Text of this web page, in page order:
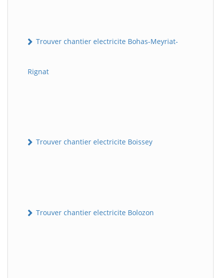
Trouver chantier electricite Bohas-Meyriat-
Rignat
Trouver chantier electricite Boissey
Trouver chantier electricite Bolozon